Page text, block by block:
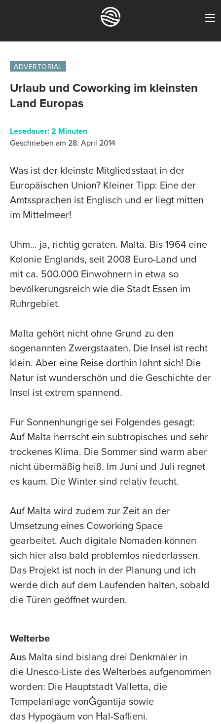
ADVERTORIAL
Urlaub und Coworking im kleinsten
Land Europas
Lesedauer:2 Minuten
Geschrieben am 28. April 2014
Was ist der kleinste Mitgliedsstaat in der
Europäischen Union? Kleiner Tipp: Eine der
Amtssprachen ist Englisch und er liegt mitten
im Mittelmeer!
Uhm… ja, richtig geraten. Malta. Bis 1964 eine
Kolonie Englands, seit 2008 Euro-Land und
mit ca. 500.000 Einwohnern in etwa so
bevölkerungsreich wie die Stadt Essen im
Ruhrgebiet.
Malta gehört nicht ohne Grund zu den
sogenannten Zwergstaaten. Die Insel ist recht
klein. Aber eine Reise dorthin lohnt sich! Die
Natur ist wunderschön und die Geschichte der
Insel ist extrem spannend.
Für Sonnenhungrige sei Folgendes gesagt:
Auf Malta herrscht ein subtropisches und sehr
trockenes Klima. Die Sommer sind warm aber
nicht übermäßig heiß. Im Juni und Juli regnet
es kaum. Die Winter sind relativ feucht.
Auf Malta wird zudem zur Zeit an der
Umsetzung eines Coworking Space
gearbeitet. Auch digitale Nomaden können
sich hier also bald problemlos niederlassen.
Das Projekt ist noch in der Planung und ich
werde dich auf dem Laufenden halten, sobald
die Türen geöffnet wurden.
Welterbe
Aus Malta sind bislang drei Denkmäler in
die Unesco-Liste des Welterbes aufgenommen
worden: Die Hauptstadt Valletta, die
Tempelanlage vonĠgantija sowie
das Hypogäum von Ħal-Saflieni.